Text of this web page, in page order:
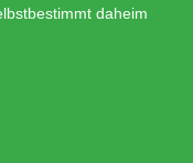
daheim